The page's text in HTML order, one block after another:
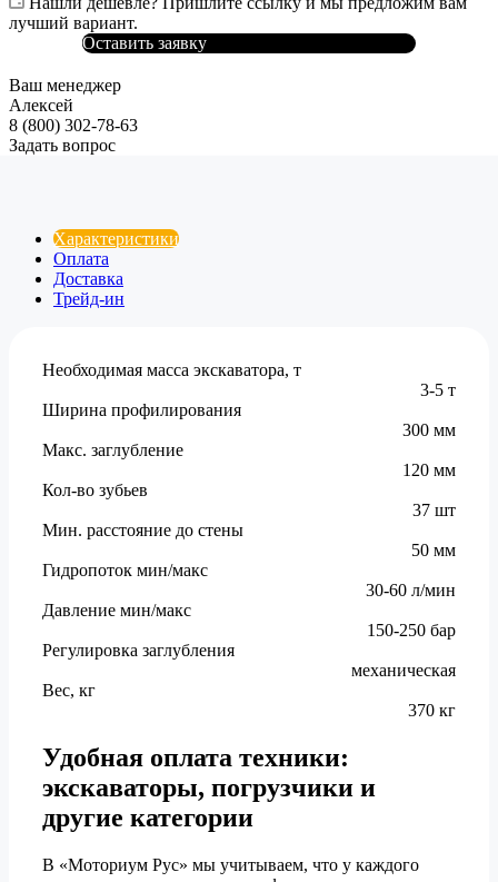
лучший вариант.
Оставить заявку
Ваш менеджер
Алексей
8 (800) 302-78-63
Задать вопрос
Характеристики
Оплата
Доставка
Трейд-ин
Необходимая масса экскаватора, т
3-5 т
Ширина профилирования
300 мм
Макс. заглубление
120 мм
Кол-во зубьев
37 шт
Мин. расстояние до стены
50 мм
Гидропоток мин/макс
30-60 л/мин
Давление мин/макс
150-250 бар
Регулировка заглубления
механическая
Вес, кг
370 кг
Удобная оплата техники:
экскаваторы, погрузчики и
другие категории
В «Моториум Рус» мы учитываем, что у каждого